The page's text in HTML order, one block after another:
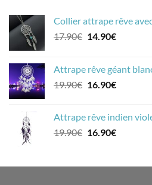
Collier attrape rêve
17.90€ Le
était :
17.90€.
14.90€Le
est :
14.90€.
Attrape rêve géant
19.90€ Le
était :
19.90€.
16.90€Le
est :
16.90€.
Attrape rêve indien
19.90€ Le
était :
16.90€Le
est :